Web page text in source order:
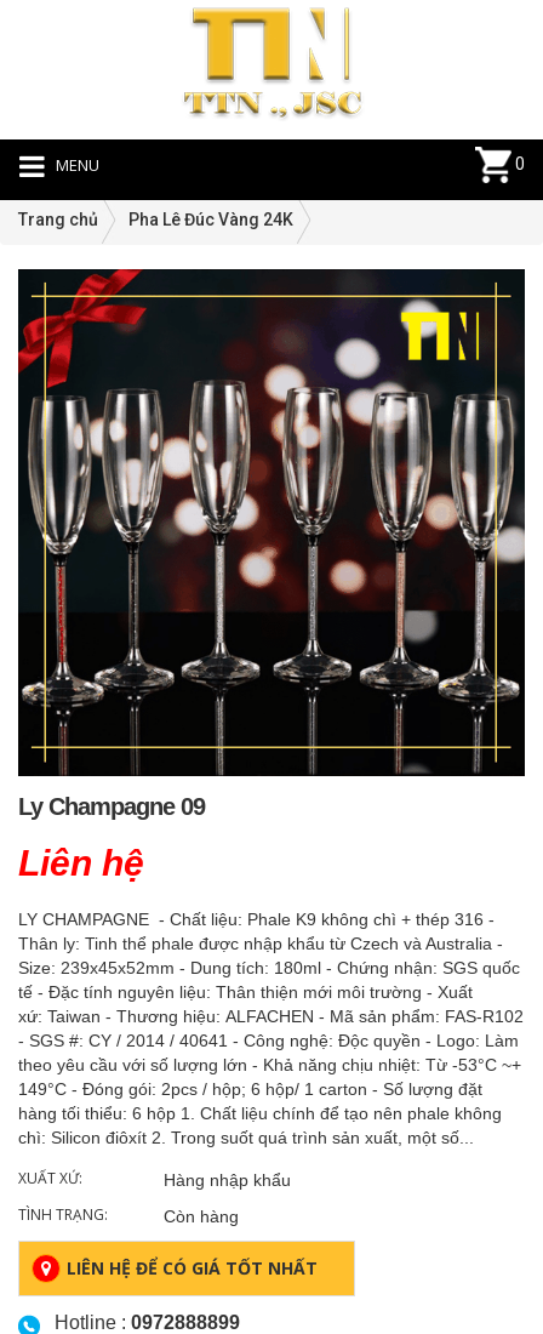
MENU 0
Trang chủ Pha Lê Đúc Vàng 24K
Ly Champagne 09
Liên hệ
LY CHAMPAGNE - Chất liệu: Phale K9 không chì + thép 316 -
Thân ly: Tinh thể phale được nhập khẩu từ Czech và Australia -
Size: 239x45x52mm - Dung tích: 180ml - Chứng nhận: SGS quốc
tế - Đặc tính nguyên liệu: Thân thiện mới môi trường - Xuất
xứ: Taiwan - Thương hiệu: ALFACHEN - Mã sản phẩm: FAS-R102
- SGS #: CY / 2014 / 40641 - Công nghệ: Độc quyền - Logo: Làm
theo yêu cầu với số lượng lớn - Khả năng chịu nhiệt: Từ -53°C ~+
149°C - Đóng gói: 2pcs / hộp; 6 hộp/ 1 carton - Số lượng đặt
hàng tối thiểu: 6 hộp 1. Chất liệu chính để tạo nên phale không
chì: Silicon điôxít 2. Trong suốt quá trình sản xuất, một số...
XUẤT XỨ: Hàng nhập khẩu
TÌNH TRẠNG: Còn hàng
LIÊN HỆ ĐỂ CÓ GIÁ TỐT NHẤT
Hotline : 0972888899